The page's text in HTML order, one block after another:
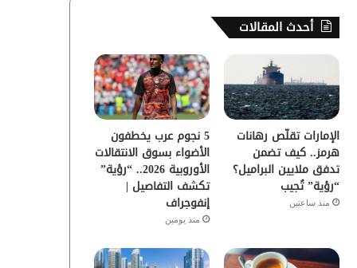
س
و
ك
ي
و
ب
ق
ر
ا
م
أحدث المقالات
الإمارات تقلّص رهانات
هرمز.. كيف تضمن
تدفق ملايين البراميل؟
“رؤية” تُجيب
منذ ساعتين
5 نجوم عرب يخطفون
الأضواء بسوق الانتقالات
الأوروبية 2026.. “رؤية”
تكشف التفاصيل |
إنفوجراف
منذ يومين